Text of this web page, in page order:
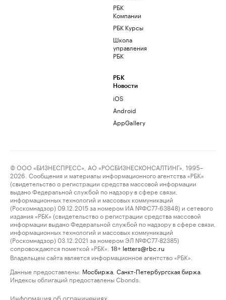
РБК
Компании
РБК Курсы
Школа
управления
РБК
РБК
Новости
iOS
Android
AppGallery
© ООО «БИЗНЕСПРЕСС», АО «РОСБИЗНЕСКОНСАЛТИНГ», 1995–
2026. Сообщения и материалы информационного агентства «РБК»
(свидетельство о регистрации средства массовой информации
выдано Федеральной службой по надзору в сфере связи,
информационных технологий и массовых коммуникаций
(Роскомнадзор) 09.12.2015 за номером ИА №ФС77-63848) и сетевого
издания «РБК» (свидетельство о регистрации средства массовой
информации выдано Федеральной службой по надзору в сфере связи,
информационных технологий и массовых коммуникаций
(Роскомнадзор) 03.12.2021 за номером ЭЛ №ФС77-82385)
сопровождаются пометкой «РБК».
18+ letters@rbc.ru
Владельцем сайта является информационное агентство «РБК».
Данные предоставлены: Мосбиржа Санкт-Петербургская биржа
Индексы облигаций предоставлены Cbonds.
Информация об ограничениях